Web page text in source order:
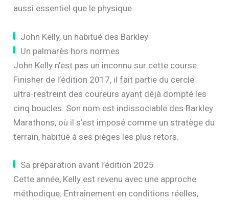
aussi essentiel que le physique.
John Kelly, un habitué des Barkley
Un palmarès hors normes
John Kelly n’est pas un inconnu sur cette course.
Finisher de l’édition 2017, il fait partie du cercle
ultra-restreint des coureurs ayant déjà dompté les
cinq boucles. Son nom est indissociable des Barkley
Marathons, où il s’est imposé comme un stratège du
terrain, habitué à ses pièges les plus retors.
Sa préparation avant l’édition 2025
Cette année, Kelly est revenu avec une approche
méthodique. Entraînement en conditions réelles,